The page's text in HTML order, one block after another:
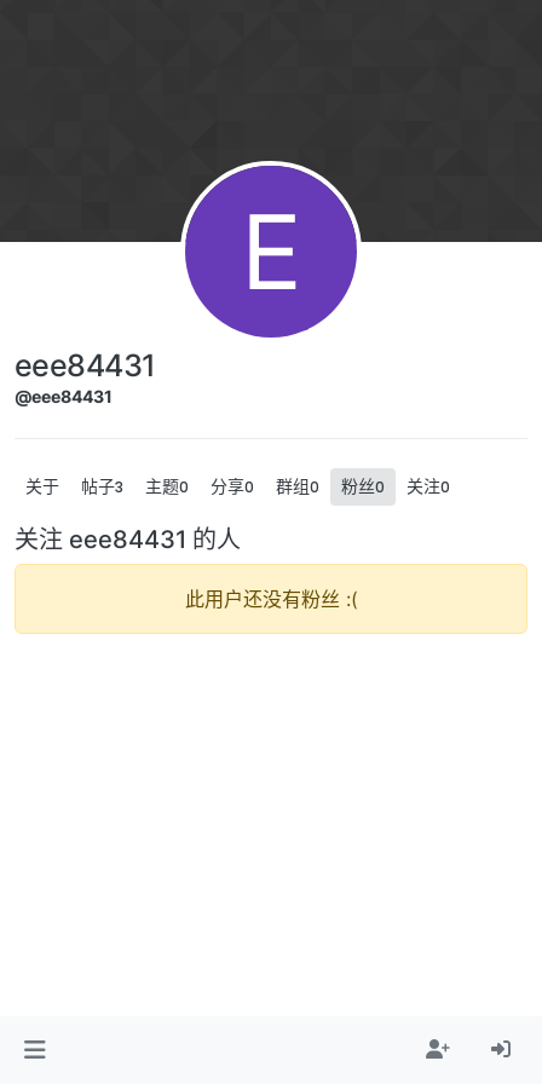
E
eee84431
@eee84431
关于 帖子3 主题0 分享0 群组0 粉丝0 关注0
关注 eee84431 的人
此用户还没有粉丝 :(